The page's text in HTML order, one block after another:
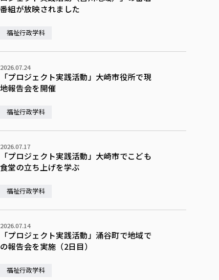
番組が放映されました
福祉行政学科
2026.07.24
「プロジェクト実践活動」大崎市役所で現
地報告会を開催
福祉行政学科
2026.07.17
「プロジェクト実践活動」大崎市でこども
食堂の立ち上げを学ぶ
福祉行政学科
2026.07.14
「プロジェクト実践活動」涌谷町で地域で
の報告会を実施（2日目）
福祉行政学科